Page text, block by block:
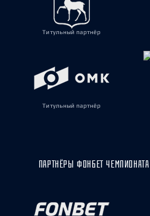
Титульный партнёр
Титульный партнёр
ПАРТНЁРЫ ФОНБЕТ ЧЕМПИОНАТА